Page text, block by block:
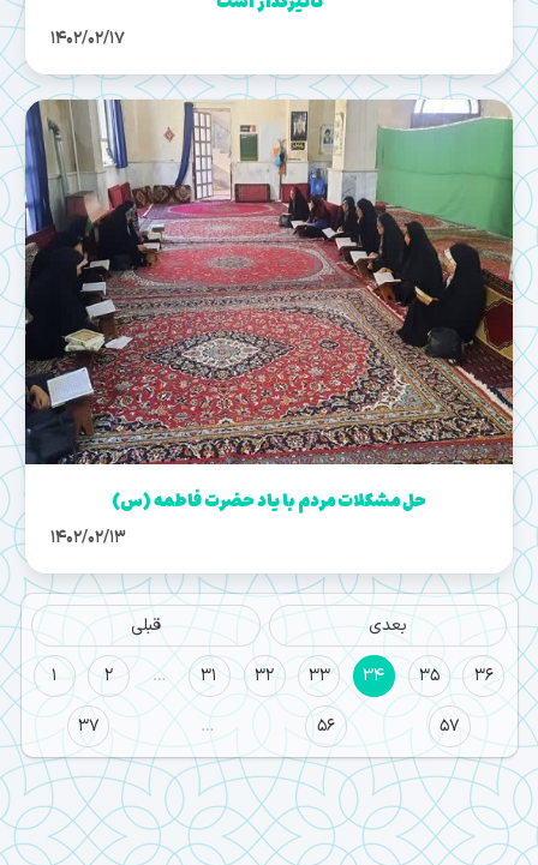
1402/02/17
حل مشکلات مردم با ياد حضرت فاطمه (س)
1402/02/13
قبلی
بعدی
1
2 … 31 32 33 34 35
36
37
… 56 57